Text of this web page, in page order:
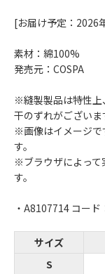
[お届け予定：2026
素材：綿100%
発売元：COSPA
※縫製製品は特性上
干のずれがございま
※画像はイメージで
す。
※ブラウザによって
す。
・A8107714 コー
サイズ
S